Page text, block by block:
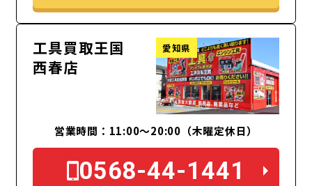
工具買取王国
西春店
愛知県
営業時間：11:00～20:00（木曜定休日）
0568-44-1441